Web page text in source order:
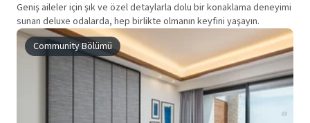
Geniş aileler için şık ve özel detaylarla dolu bir konaklama deneyimi
sunan deluxe odalarda, hep birlikte olmanın keyfini yaşayın.
Community Bölümü